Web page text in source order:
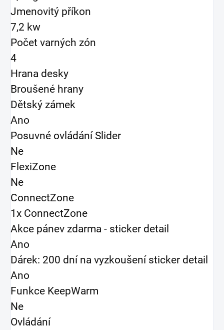
Jmenovitý příkon
7,2 kw
Počet varných zón
4
Hrana desky
Broušené hrany
Dětský zámek
Ano
Posuvné ovládání Slider
Ne
FlexiZone
Ne
ConnectZone
1x ConnectZone
Akce pánev zdarma - sticker detail
Ano
Dárek: 200 dní na vyzkoušení sticker detail
Ano
Funkce KeepWarm
Ne
Ovládání